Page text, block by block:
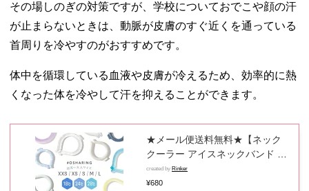
その場しのぎの対策ですが、学校についておでこや顔の汗
が止まらないときは、動脈が皮膚のすぐ近くを通っている
首周りを冷やすのがおすすめです。
体中を循環している血液や皮膚が冷えるため、効率的に熱
くなった体を冷やして汗を抑えることができます。
★メール便送料無料★【ネック
クーラー アイスネックバンド ア
イス クールリング PCM リング
アイスネッククーラー アイスネ
created by Rinker
¥680